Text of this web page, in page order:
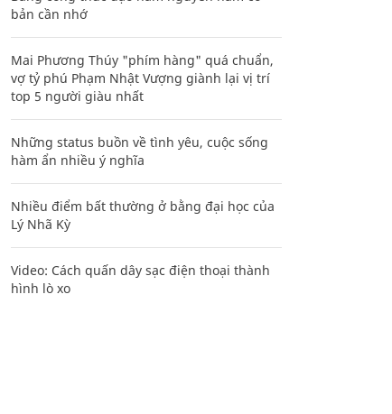
bản cần nhớ
Mai Phương Thúy "phím hàng" quá chuẩn,
vợ tỷ phú Phạm Nhật Vượng giành lại vị trí
top 5 người giàu nhất
Những status buồn về tình yêu, cuộc sống
hàm ẩn nhiều ý nghĩa
Nhiều điểm bất thường ở bằng đại học của
Lý Nhã Kỳ
Video: Cách quấn dây sạc điện thoại thành
hình lò xo